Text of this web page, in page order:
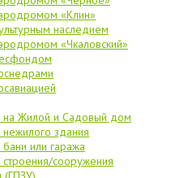
«Клин»
наследием
«Чкаловский»
на Жилой и Садовый дом
нежилого здания
или гаража
строения/сооружения